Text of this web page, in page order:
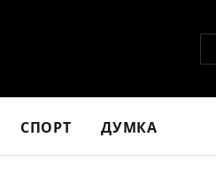
СПОРТ ДУМКА